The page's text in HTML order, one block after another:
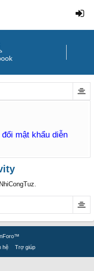
mật khẩu diễn
hệ Trợ giúp